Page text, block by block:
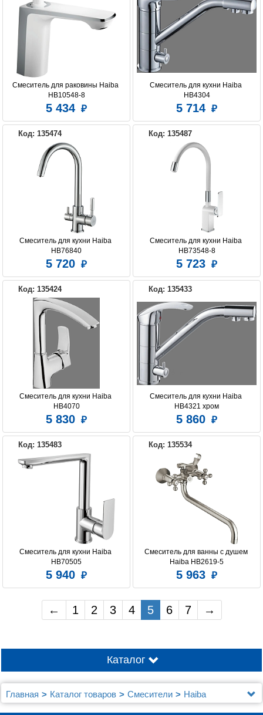
Смеситель для раковины Haiba
HB10548-8
5 434
Смеситель для кухни Haiba
HB4304
5 714
Код: 135474
Смеситель для кухни Haiba
HB76840
5 720
Код: 135487
Смеситель для кухни Haiba
HB73548-8
5 723
Код: 135424
Смеситель для кухни Haiba
HB4070
5 830
Код: 135433
Смеситель для кухни Haiba
HB4321 хром
5 860
Код: 135483
Смеситель для кухни Haiba
HB70505
5 940
Код: 135534
Смеситель для ванны с душем
Haiba HB2619-5
5 963
← 1 2 3 4 5 6 7 →
Каталог
Главная Каталог товаров Смесители Haiba